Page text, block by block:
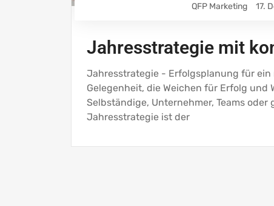
QFP Marketing 17.
Jahresstrategie mit
Jahresstrategie - Erfolgsplanung für
Gelegenheit, die Weichen für Erfolg und
Selbständige, Unternehmer, Teams
Jahresstrategie ist der